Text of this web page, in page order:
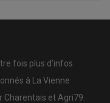
fois plus d’infos
à La Vienne
Charentais et Agri79.